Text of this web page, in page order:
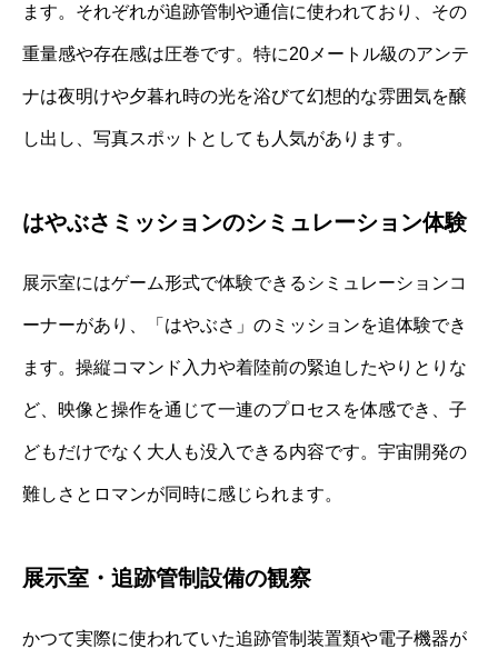
ます。それぞれが追跡管制や通信に使われており、その
重量感や存在感は圧巻です。特に20メートル級のアンテ
ナは夜明けや夕暮れ時の光を浴びて幻想的な雰囲気を醸
し出し、写真スポットとしても人気があります。
はやぶさミッションのシミュレーション体験
展示室にはゲーム形式で体験できるシミュレーションコ
ーナーがあり、「はやぶさ」のミッションを追体験でき
ます。操縦コマンド入力や着陸前の緊迫したやりとりな
ど、映像と操作を通じて一連のプロセスを体感でき、子
どもだけでなく大人も没入できる内容です。宇宙開発の
難しさとロマンが同時に感じられます。
展示室・追跡管制設備の観察
かつて実際に使われていた追跡管制装置類や電子機器が